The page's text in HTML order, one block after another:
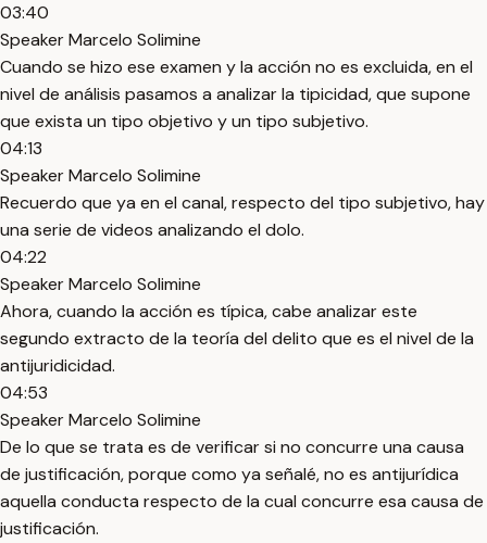
03:40
Speaker Marcelo Solimine
Cuando se hizo ese examen y la acción no es excluida, en el
nivel de análisis pasamos a analizar la tipicidad, que supone
que exista un tipo objetivo y un tipo subjetivo.
04:13
Speaker Marcelo Solimine
Recuerdo que ya en el canal, respecto del tipo subjetivo, hay
una serie de videos analizando el dolo.
04:22
Speaker Marcelo Solimine
Ahora, cuando la acción es típica, cabe analizar este
segundo extracto de la teoría del delito que es el nivel de la
antijuridicidad.
04:53
Speaker Marcelo Solimine
De lo que se trata es de verificar si no concurre una causa
de justificación, porque como ya señalé, no es antijurídica
aquella conducta respecto de la cual concurre esa causa de
justificación.